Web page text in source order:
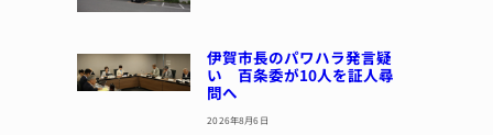
伊賀市長のパワハラ発言疑
い 百条委が10人を証人尋
問へ
2026年8月6日